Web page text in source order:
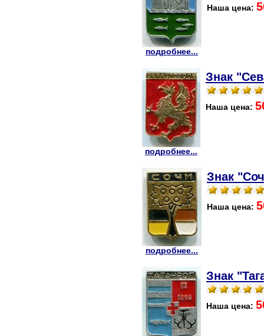
подробнее...
Наша цена:
подробнее...
Знак
Наша цена:
подробнее...
Знак
Наша цена:
Знак
Наша цена: